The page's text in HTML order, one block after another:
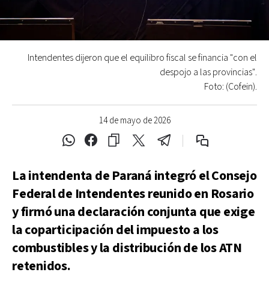
14 de mayo de 2026
Intendentes dijeron que el equilibro fiscal se financia "con el
despojo a las provincias".
Foto: (Cofein).
La intendenta de Paraná integró el Consejo
Federal de Intendentes reunido en Rosario
y firmó una declaración conjunta que exige
la coparticipación del impuesto a los
combustibles y la distribución de los ATN
retenidos.